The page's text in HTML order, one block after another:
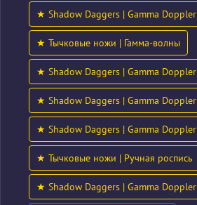
★ Shadow Daggers | Gamma Doppler
★ Тычковые ножи | Гамма-волны
★ Shadow Daggers | Gamma Doppler
★ Shadow Daggers | Gamma Doppler
★ Shadow Daggers | Gamma Doppler
★ Тычковые ножи | Ручная роспись
★ Shadow Daggers | Gamma Doppler